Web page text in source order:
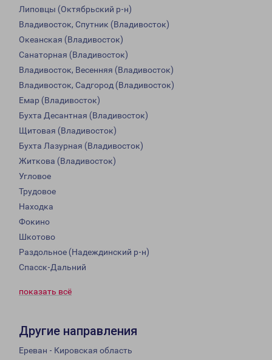
Липовцы (Октябрьский р-н)
Владивосток, Спутник (Владивосток)
Океанская (Владивосток)
Санаторная (Владивосток)
Владивосток, Весенняя (Владивосток)
Владивосток, Садгород (Владивосток)
Емар (Владивосток)
Бухта Десантная (Владивосток)
Щитовая (Владивосток)
Бухта Лазурная (Владивосток)
Житкова (Владивосток)
Угловое
Трудовое
Находка
Фокино
Шкотово
Раздольное (Надеждинский р-н)
Спасск-Дальний
показать всё
Другие направления
Ереван - Кировская область